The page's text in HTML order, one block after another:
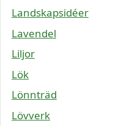
Landskapsidéer
Lavendel
Liljor
Lök
Lönnträd
Lövverk